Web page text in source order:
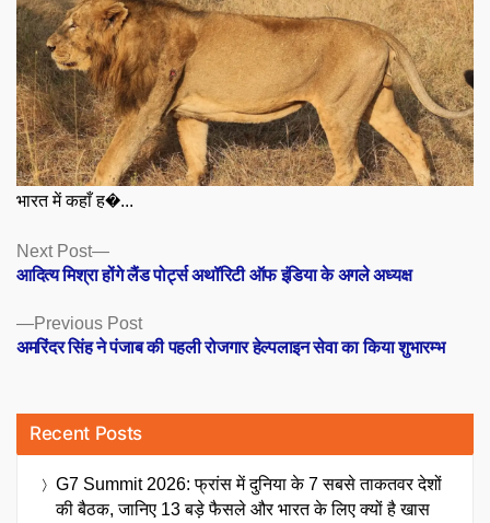
भारत में कहाँ ह�...
Posts
navigation
Previous PostPrevious
post:
अमरिंदर सिंह ने पंजाब की पहली रोजगार हेल्पलाइन सेवा का किया शुभारम्भ
Next Post
Next
post:
आदित्य मिश्रा होंगे लैंड पोर्ट्स अथॉरिटी ऑफ इंडिया के अगले अध्यक्ष
Recent Posts
G7 Summit 2026: फ्रांस में दुनिया के 7 सबसे ताकतवर देशों
की बैठक, जानिए 13 बड़े फैसले और भारत के लिए क्यों है खास